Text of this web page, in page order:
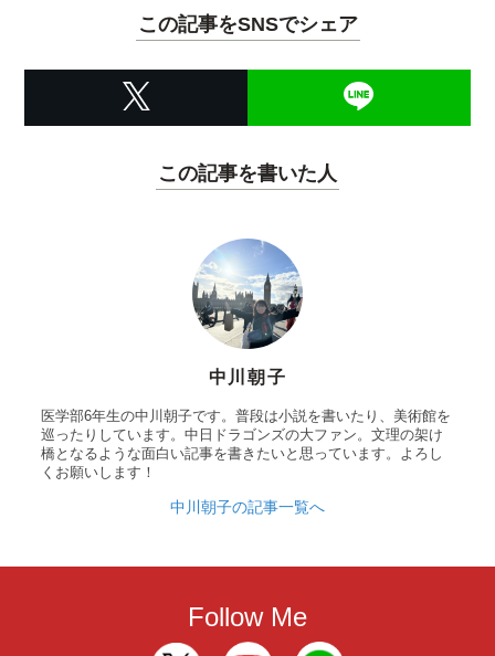
この記事をSNSでシェア
この記事を書いた人
中川朝子
医学部6年生の中川朝子です。普段は小説を書いたり、美術館を
巡ったりしています。中日ドラゴンズの大ファン。文理の架け
橋となるような面白い記事を書きたいと思っています。よろし
くお願いします！
中川朝子の記事一覧へ
Follow Me